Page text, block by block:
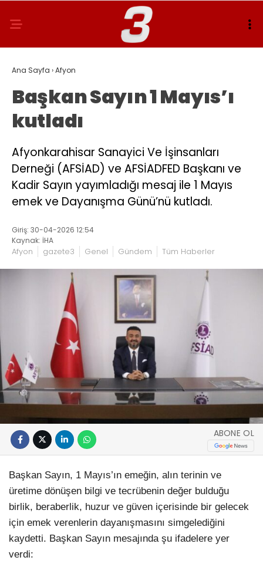
Ana Sayfa ›Afyon
Başkan Sayın 1 Mayıs’ı
kutladı
Afyonkarahisar Sanayici Ve İşinsanları
Derneği (AFSİAD) ve AFSİADFED Başkanı ve
Kadir Sayın yayımladığı mesaj ile 1 Mayıs
emek ve Dayanışma Günü’nü kutladı.
Giriş: 30-04-2026 12:54
Kaynak: İHA
Afyon gazete3 Genel Gündem Tüm Haberler
ABONE OL
Başkan Sayın, 1 Mayıs’ın emeğin, alın terinin ve
üretime dönüşen bilgi ve tecrübenin değer bulduğu
birlik, beraberlik, huzur ve güven içerisinde bir gelecek
için emek verenlerin dayanışmasını simgelediğini
kaydetti. Başkan Sayın mesajında şu ifadelere yer
verdi: